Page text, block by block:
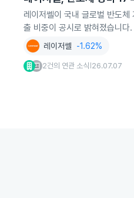
레이저쎌이 국내 글로벌 반도
출 비중이 공시로 밝혀졌습니다.
레이저쎌 -1.62%
2건의 연관 소식 26.07.07